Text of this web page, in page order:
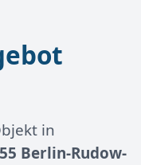
in
Berlin-Rudow-